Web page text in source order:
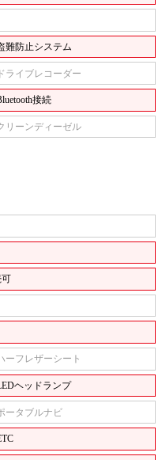
難防止システム
ドライブレコーダー
接続
リーンディーゼル
ーフレザーシート
ヘッドランプ
ータブルナビ